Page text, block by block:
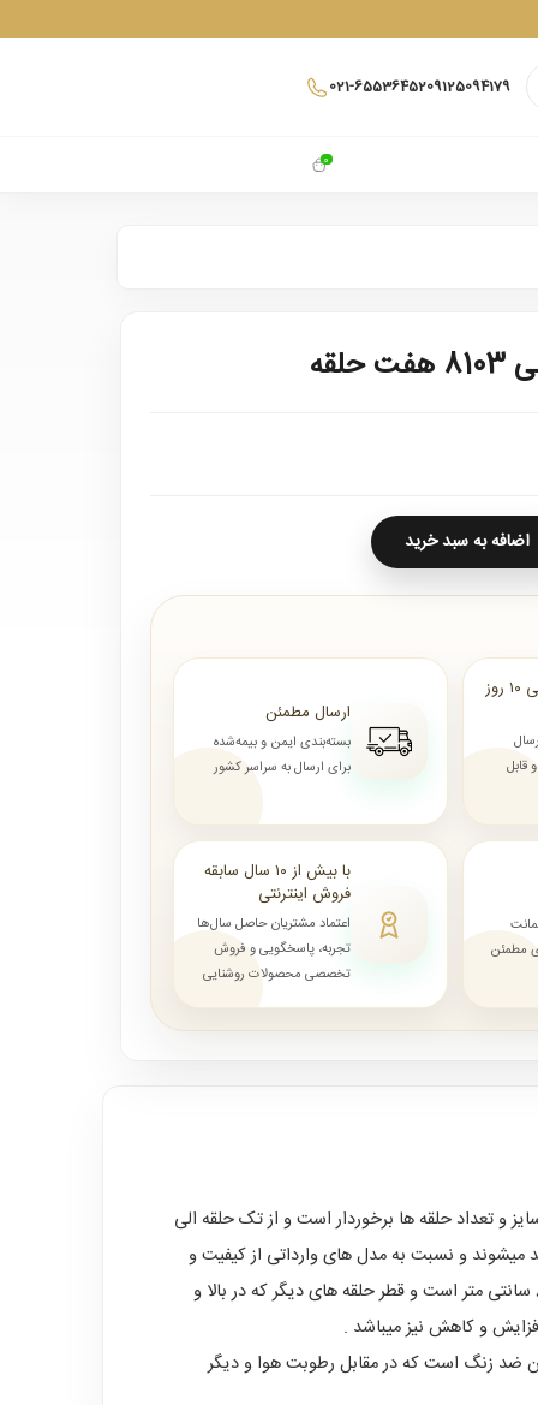
021-6553645209125094179
0
اضافه به سبد خرید
ارسال از ۷ روز الی ۱۰ روز
ارسال مطمئن
بسته‌بندی ایمن و بیمه‌شده
برای ارسال به سراسر کشور
مطمئن
با بیش از ۱۰ سال سابقه
فروش اینترنتی
اعتماد مشتریان حاصل سال‌ها
تجربه، پاسخگویی و فروش
تخصصی محصولات روشنایی
و تعداد حلقه ها برخوردار است و از تک حلقه الی
1 متر با بالاترین کیفیت بدنه و کریستال تولید میشوند و نسبت به مدل های وارداتی از کیفیت و
قیمت به مراتب بهتری برخوردار هستند.در تصویر بالا هفت حلقه این محصول به نمایش در آمده است که قطر حلقه میانی بزرگ آن 80 سانتی متر است و قطر حلقه های دیگر که در بالا و
ضد زنگ است که در مقابل رطوبت هوا و دیگر